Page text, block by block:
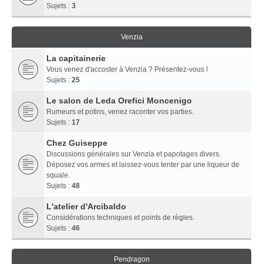
Sujets : 3
Venzia
La capitainerie
Vous venez d'accoster à Venzia ? Présentez-vous !
Sujets : 25
Le salon de Leda Orefici Moncenigo
Rumeurs et potins, venez raconter vos parties.
Sujets : 17
Chez Guiseppe
Discussions générales sur Venzia et papotages divers.
Déposez vos armes et laissez-vous tenter par une liqueur de
squale.
Sujets : 48
L'atelier d'Arcibaldo
Considérations techniques et points de règles.
Sujets : 46
Pendragon